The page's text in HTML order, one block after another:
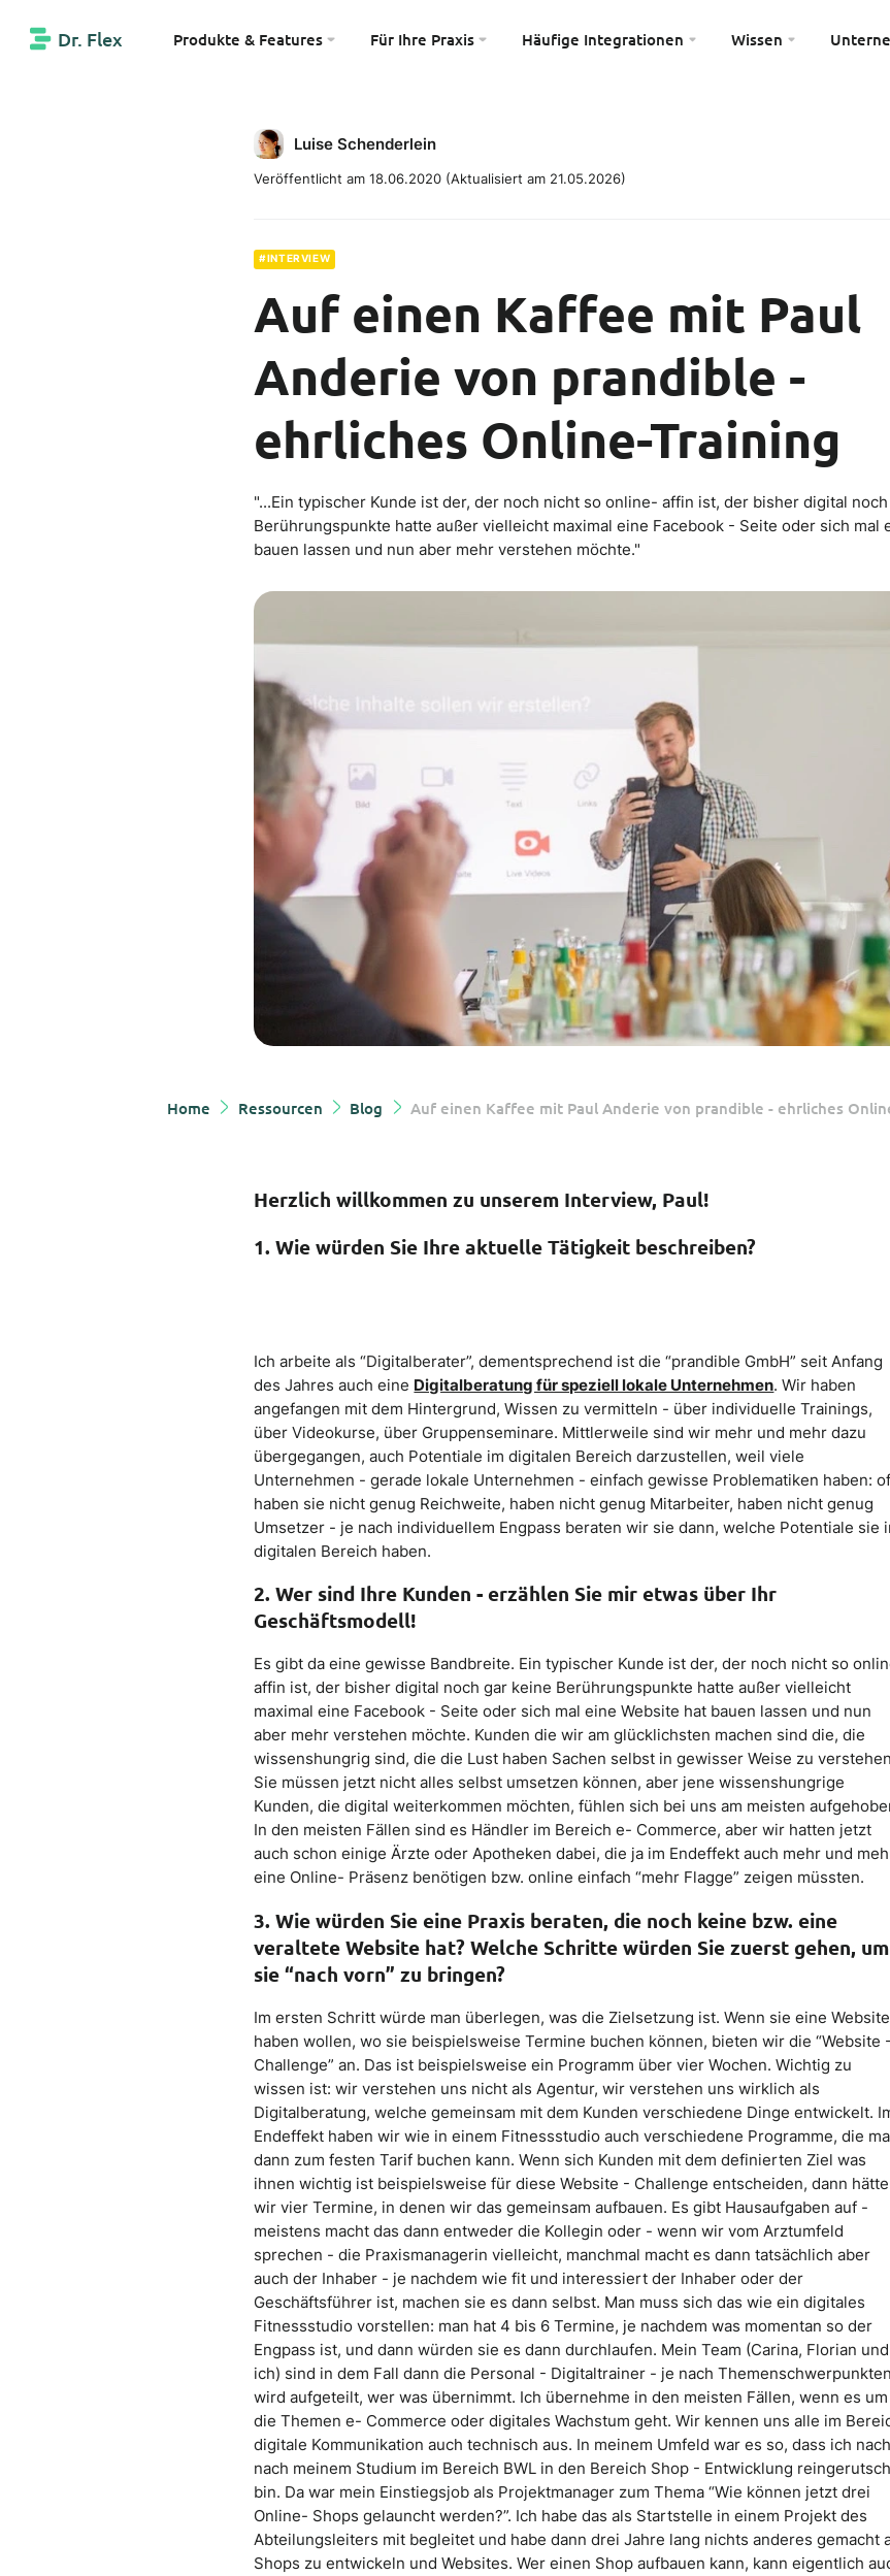
Dr. Flex Produkte & Features Für Ihre Praxis Häufige Integrationen Wissen
Luise Schenderlein
Veröffentlicht am 18.06.2020 (Aktualisiert am 21.05.2026)
#INTERVIEW
Auf einen Kaffee mit Paul
Anderie von prandible -
ehrliches Online-Training
"...Ein typischer Kunde ist der, der noch nicht so online- affin ist, der bisher digital
Berührungspunkte hatte außer vielleicht maximal eine Facebook - Seite oder sich mal
bauen lassen und nun aber mehr verstehen möchte."
Home Ressourcen Blog Auf einen Kaffee mit Paul Anderie von prandible - ehrliches
Herzlich willkommen zu unserem Interview, Paul!
1. Wie würden Sie Ihre aktuelle Tätigkeit beschreiben?
Ich arbeite als “Digitalberater”, dementsprechend ist die “prandible GmbH” seit Anfang
des Jahres auch eine Digitalberatung für speziell lokale Unternehmen. Wir haben
angefangen mit dem Hintergrund, Wissen zu vermitteln - über individuelle Trainings,
über Videokurse, über Gruppenseminare. Mittlerweile sind wir mehr und mehr dazu
übergegangen, auch Potentiale im digitalen Bereich darzustellen, weil viele
Unternehmen - gerade lokale Unternehmen - einfach gewisse Problematiken haben:
haben sie nicht genug Reichweite, haben nicht genug Mitarbeiter, haben nicht genug
Umsetzer - je nach individuellem Engpass beraten wir sie dann, welche Potentiale sie
digitalen Bereich haben.
2. Wer sind Ihre Kunden - erzählen Sie mir etwas über Ihr
Geschäftsmodell!
Es gibt da eine gewisse Bandbreite. Ein typischer Kunde ist der, der noch nicht so
affin ist, der bisher digital noch gar keine Berührungspunkte hatte außer vielleicht
maximal eine Facebook - Seite oder sich mal eine Website hat bauen lassen und nun
aber mehr verstehen möchte. Kunden die wir am glücklichsten machen sind die, die
wissenshungrig sind, die die Lust haben Sachen selbst in gewisser Weise zu
Sie müssen jetzt nicht alles selbst umsetzen können, aber jene wissenshungrige
Kunden, die digital weiterkommen möchten, fühlen sich bei uns am meisten
In den meisten Fällen sind es Händler im Bereich e- Commerce, aber wir hatten jetzt
auch schon einige Ärzte oder Apotheken dabei, die ja im Endeffekt auch mehr und
eine Online- Präsenz benötigen bzw. online einfach “mehr Flagge” zeigen müssten.
3. Wie würden Sie eine Praxis beraten, die noch keine bzw. eine
veraltete Website hat? Welche Schritte würden Sie zuerst gehen, um
sie “nach vorn” zu bringen?
Im ersten Schritt würde man überlegen, was die Zielsetzung ist. Wenn sie eine Website
haben wollen, wo sie beispielsweise Termine buchen können, bieten wir die “Website -
Challenge” an. Das ist beispielsweise ein Programm über vier Wochen. Wichtig zu
wissen ist: wir verstehen uns nicht als Agentur, wir verstehen uns wirklich als
Digitalberatung, welche gemeinsam mit dem Kunden verschiedene Dinge entwickelt.
Endeffekt haben wir wie in einem Fitnessstudio auch verschiedene Programme, die
dann zum festen Tarif buchen kann. Wenn sich Kunden mit dem definierten Ziel was
ihnen wichtig ist beispielsweise für diese Website - Challenge entscheiden, dann
wir vier Termine, in denen wir das gemeinsam aufbauen. Es gibt Hausaufgaben auf -
meistens macht das dann entweder die Kollegin oder - wenn wir vom Arztumfeld
sprechen - die Praxismanagerin vielleicht, manchmal macht es dann tatsächlich aber
auch der Inhaber - je nachdem wie fit und interessiert der Inhaber oder der
Geschäftsführer ist, machen sie es dann selbst. Man muss sich das wie ein digitales
Fitnessstudio vorstellen: man hat 4 bis 6 Termine, je nachdem was momentan so der
Engpass ist, und dann würden sie es dann durchlaufen. Mein Team (Carina, Florian und
ich) sind in dem Fall dann die Personal - Digitaltrainer - je nach Themenschwerpunkten
wird aufgeteilt, wer was übernimmt. Ich übernehme in den meisten Fällen, wenn es um
die Themen e- Commerce oder digitales Wachstum geht. Wir kennen uns alle im
digitale Kommunikation auch technisch aus. In meinem Umfeld war es so, dass ich nach
nach meinem Studium im Bereich BWL in den Bereich Shop - Entwicklung
bin. Da war mein Einstiegsjob als Projektmanager zum Thema “Wie können jetzt drei
Online- Shops gelauncht werden?”. Ich habe das als Startstelle in einem Projekt des
Abteilungsleiters mit begleitet und habe dann drei Jahre lang nichts anderes gemacht
Shops zu entwickeln und Websites. Wer einen Shop aufbauen kann, kann eigentlich